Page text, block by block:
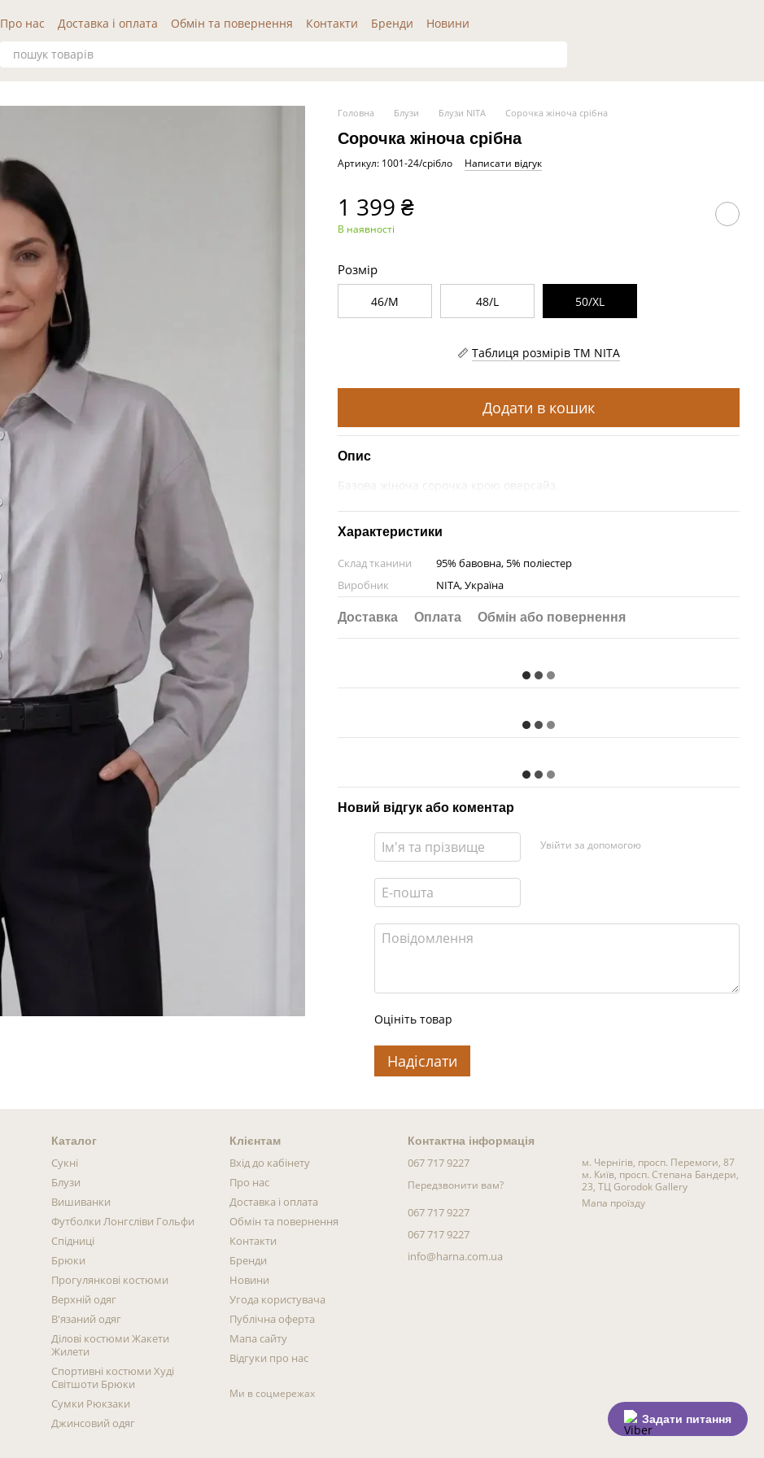
Задати питання
Про нас Доставка і оплата Обмін та повернення Контакти Бренди
Новини
Угода користувача
Публічна оферта Відгуки про нас
Головна Блузи Блузи NITA Сорочка жіноча срібна
Сорочка жіноча срібна
Артикул: 1001-24/срібло Написати відгук
1 399 ₴
В наявності
Розмір
46/M 48/L 50/XL
Таблиця розмірів ТМ NITA
Додати в кошик
Опис
Базова жіноча сорочка крою оверсайз.
Характеристики
Склад тканини
95% бавовна, 5% поліестер
Виробник
NITA, Україна
Доставка Оплата Обмін або повернення
Новий відгук або коментар
Увійти за допомогою
Оцініть товар
Надіслати
Каталог
Сукні
Блузи
Вишиванки
Футболки Лонгсліви Гольфи
Спідниці
Брюки
Прогулянкові костюми
Верхній одяг
В'язаний одяг
Ділові костюми Жакети
Жилети
Спортивні костюми Худі
Світшоти Брюки
Сумки Рюкзаки
Джинсовий одяг
Клієнтам
Вхід до кабінету
Про нас
Доставка і оплата
Обмін та повернення
Контакти
Бренди
Новини
Угода користувача
Публічна оферта
Мапа сайту
Відгуки про нас
Ми в соцмережах
Контактна інформація
067 717 9227
Передзвонити вам?
067 717 9227
067 717 9227
info@harna.com.ua
м. Чернігів, просп. Перемоги, 87
м. Київ, просп. Степана Бандери,
23, ТЦ Gorodok Gallery
Мапа проїзду